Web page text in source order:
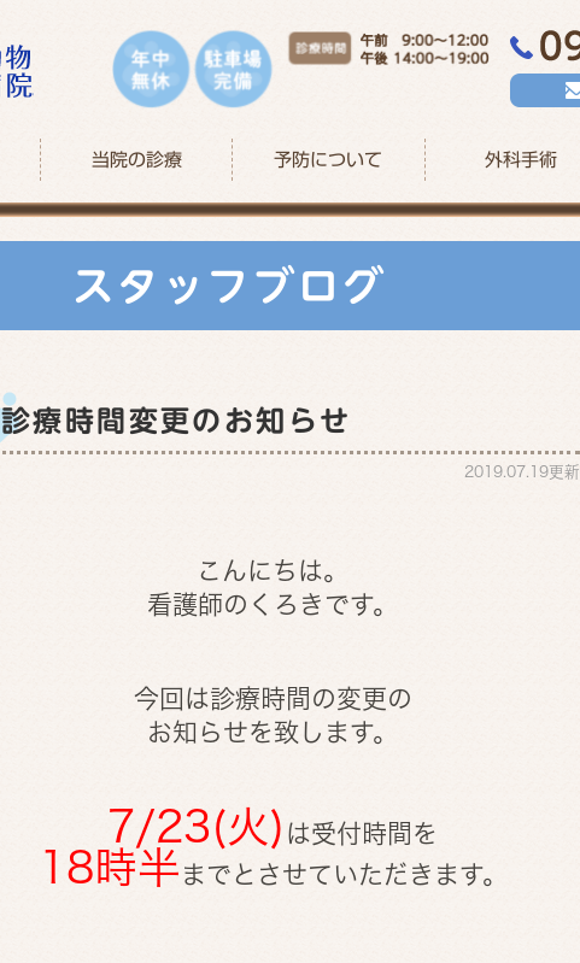
当院の診療 予防について 外科手術
スタッフブログ
診療時間変更のお知らせ
2019.07.19更新
こんにちは。
看護師のくろきです。
今回は診療時間の変更の
お知らせを致します。
7/23(火) は受付時間を
18時半 までとさせていただきます。